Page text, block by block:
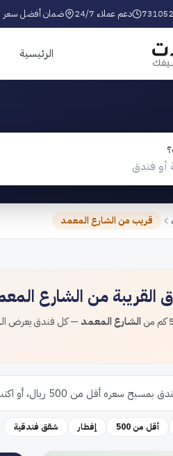
دعم عملاء 24/7 ضمان أفضل سعر
الرئيسية
قريب من الشارع المعمد
القريبة من الشارع
الشارع المعمد — كل فندق يعرض
أقل من 500 إفطار شقق فندقية